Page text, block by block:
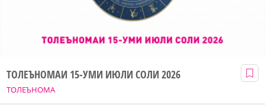
ТОЛЕЪНОМА
ТОЛЕЪНОМАИ 15-УМИ ИЮЛИ СОЛИ 2026